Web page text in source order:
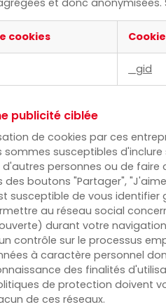
cookies
_gid
publicité ciblée
de cookies par ces
sommes susceptibles
personnes ou de
boutons "Partager",
susceptible de vous
au réseau social
durant votre
contrôle sur le processus
à caractère personnel
des finalités
de protection doivent
de ces réseaux.